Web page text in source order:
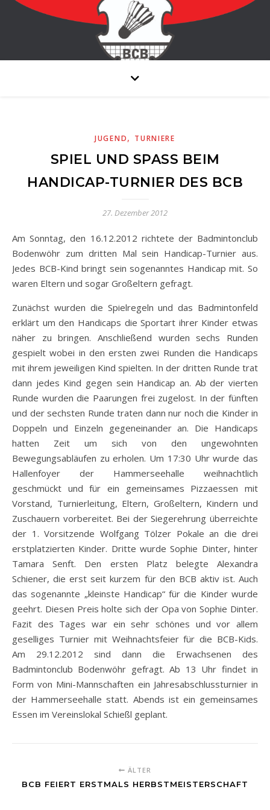
JUGEND, TURNIERE
SPIEL UND SPASS BEIM H
ANDICAP-TURNIER DES BCB
27. Dezember 2012
Am Sonntag, den 16.12.2012 richtete der Badmintonclub
Bodenwöhr zum dritten Mal sein Handicap-Turnier aus.
Jedes BCB-Kind bringt sein sogenanntes Handicap mit. So
waren Eltern und sogar Großeltern gefragt.
Zunächst wurden die Spielregeln und das Badmintonfeld
erklärt um den Handicaps die Sportart ihrer Kinder etwas
näher zu bringen. Anschließend wurden sechs Runden
gespielt wobei in den ersten zwei Runden die Handicaps
mit ihrem jeweiligen Kind spielten. In der dritten Runde trat
dann jedes Kind gegen sein Handicap an. Ab der vierten
Runde wurden die Paarungen frei zugelost. In der fünften
und der sechsten Runde traten dann nur noch die Kinder in
Doppeln und Einzeln gegeneinander an. Die Handicaps
hatten Zeit um sich von den ungewohnten
Bewegungsabläufen zu erholen. Um 17:30 Uhr wurde das
Hallenfoyer der Hammerseehalle weihnachtlich
geschmückt und für ein gemeinsames Pizzaessen mit
Vorstand, Turnierleitung, Eltern, Großeltern, Kindern und
Zuschauern vorbereitet. Bei der Siegerehrung überreichte
der 1. Vorsitzende Wolfgang Tölzer Pokale an die drei
erstplatzierten Kinder. Dritte wurde Sophie Dinter, hinter
Tamara Senft. Den ersten Platz belegte Alexandra
Schiener, die erst seit kurzem für den BCB aktiv ist. Auch
das sogenannte „kleinste Handicap“ für die Kinder wurde
geehrt. Diesen Preis holte sich der Opa von Sophie Dinter.
Fazit des Tages war ein sehr schönes und vor allem
geselliges Turnier mit Weihnachtsfeier für die BCB-Kids.
Am 29.12.2012 sind dann die Erwachsenen des
Badmintonclub Bodenwöhr gefragt. Ab 13 Uhr findet in
Form von Mini-Mannschaften ein Jahresabschlussturnier in
der Hammerseehalle statt. Abends ist ein gemeinsames
Essen im Vereinslokal Schießl geplant.
ÄLTER
BCB FEIERT ERSTMALS HERBSTMEISTERSCHAFT